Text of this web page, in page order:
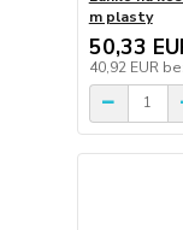
m plasty
50,33
40,92 EUR